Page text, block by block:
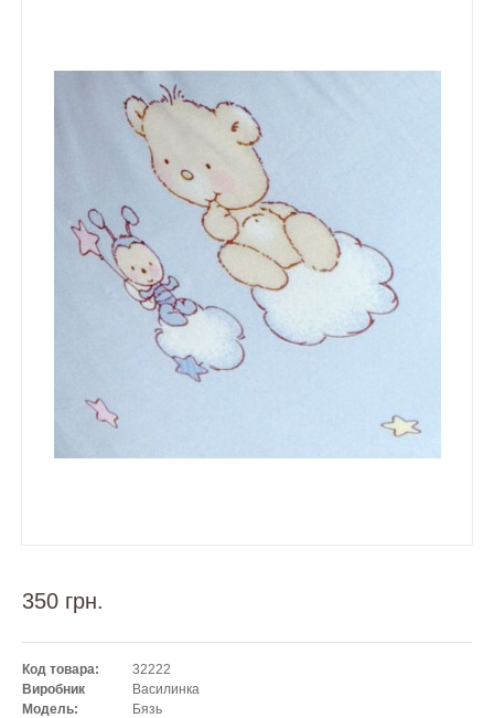
350 грн.
Код товара:
32222
Виробник
Василинка
Модель:
Бязь